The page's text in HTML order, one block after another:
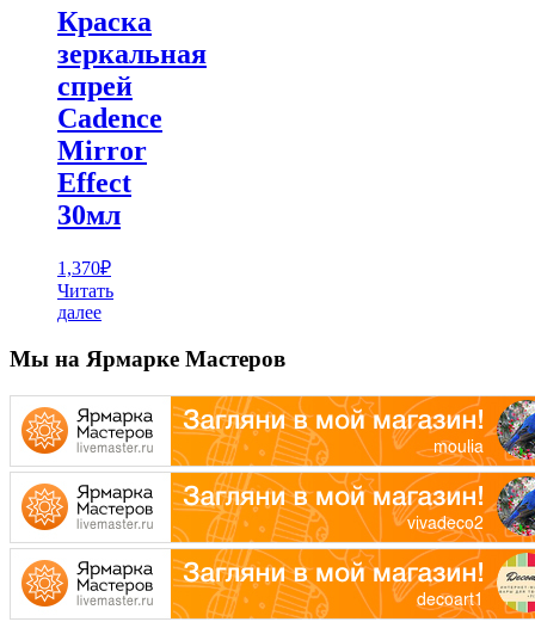
Краска
зеркальная
спрей
Cadence
Mirror
Effect
30мл
1,370₽
Читать
далее
Мы на Ярмарке Мастеров